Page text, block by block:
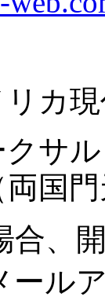
カ
サ
国
、
ル